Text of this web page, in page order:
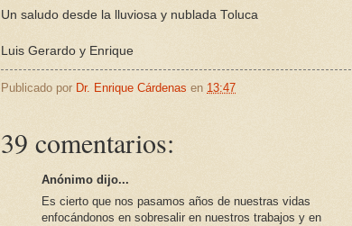
Un saludo desde la lluviosa y nublada Toluca
Luis Gerardo y Enrique
Publicado por Dr. Enrique Cárdenas en 13:47
39 comentarios:
Anónimo dijo...
Es cierto que nos pasamos años de nuestras vidas
enfocándonos en sobresalir en nuestros trabajos y en